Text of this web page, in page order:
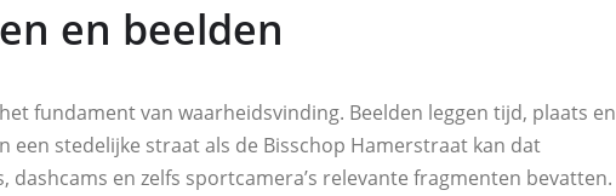
en beelden
fundament van waarheidsvinding. Beelden leggen tijd, plaats en
stedelijke straat als de Bisschop Hamerstraat kan dat
dashcams en zelfs sportcamera’s relevante fragmenten bevatten.